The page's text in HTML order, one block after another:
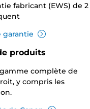
fabricant (EWS) de 2
garantie
produits
complète de
y compris les